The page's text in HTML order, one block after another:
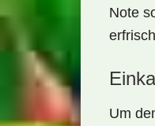
Note
Um